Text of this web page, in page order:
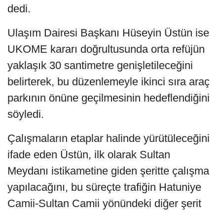
dedi.
Ulaşım Dairesi Başkanı Hüseyin Üstün ise
UKOME kararı doğrultusunda orta refüjün
yaklaşık 30 santimetre genişletileceğini
belirterek, bu düzenlemeyle ikinci sıra araç
parkının önüne geçilmesinin hedeflendiğini
söyledi.
Çalışmaların etaplar halinde yürütüleceğini
ifade eden Üstün, ilk olarak Sultan
Meydanı istikametine giden şeritte çalışma
yapılacağını, bu süreçte trafiğin Hatuniye
Camii-Sultan Camii yönündeki diğer şerit